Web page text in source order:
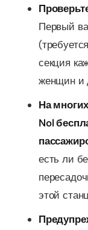
Первый
секция
женщин и
На
Nol
есть ли
этой